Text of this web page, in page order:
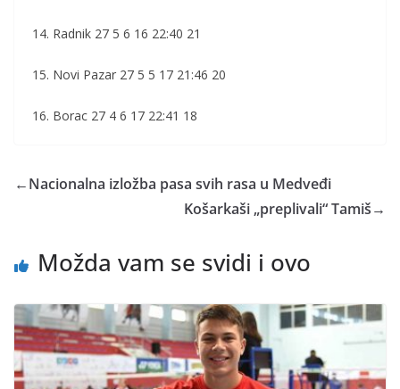
14. Radnik 27 5 6 16 22:40 21
15. Novi Pazar 27 5 5 17 21:46 20
16. Borac 27 4 6 17 22:41 18
←Nacionalna izložba pasa svih rasa u Medveđi
Košarkaši „preplivali“ Tamiš→
Možda vam se svidi i ovo